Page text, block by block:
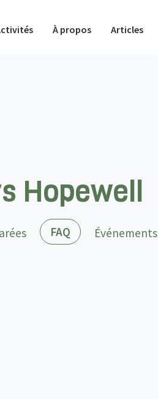
À propos Articles
Hopewell
FAQ (actif)Événements